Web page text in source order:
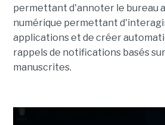
permettant d'annoter le bureau
numérique permettant
applications et de créer
rappels de notifications basés
manuscrites.